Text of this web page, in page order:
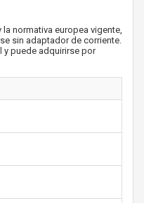
normativa europea vigente,
sin adaptador de corriente.
y puede adquirirse por